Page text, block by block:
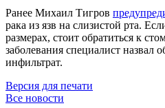
Ранее Михаил Тигров
рака из язв на слизистой рта.
размерах, стоит обратиться к
заболевания специалист назвал
инфильтрат.
Версия для печати
Все новости